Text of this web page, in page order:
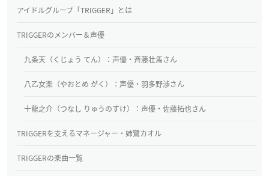
アイドルグループ「TRIGGER」とは
TRIGGERのメンバー＆声優
九条天（くじょう てん）：声優・斉藤壮馬さん
八乙女楽（やおとめ がく）：声優・羽多野渉さん
十龍之介（つなし りゅうのすけ）：声優・佐藤拓也さん
TRIGGERを支えるマネージャー・姉鷺カオル
TRIGGERの楽曲一覧